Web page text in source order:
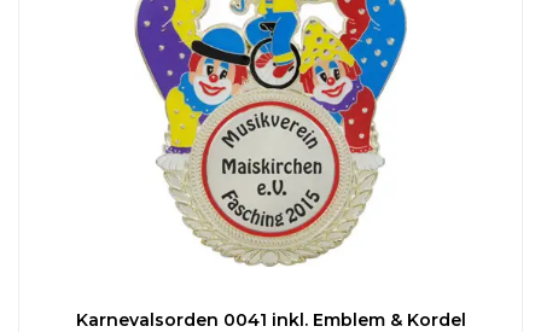
Karnevalsorden 0041 inkl. Emblem & Kordel